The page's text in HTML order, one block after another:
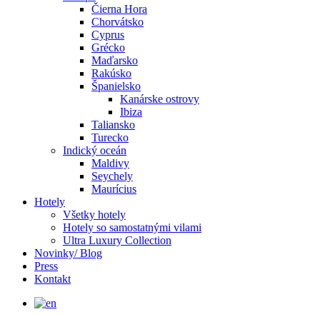
Čierna Hora
Chorvátsko
Cyprus
Grécko
Maďarsko
Rakúsko
Španielsko
Kanárske ostrovy
Ibiza
Taliansko
Turecko
Indický oceán
Maldivy
Seychely
Maurícius
Hotely
Všetky hotely
Hotely so samostatnými vilami
Ultra Luxury Collection
Novinky/ Blog
Press
Kontakt